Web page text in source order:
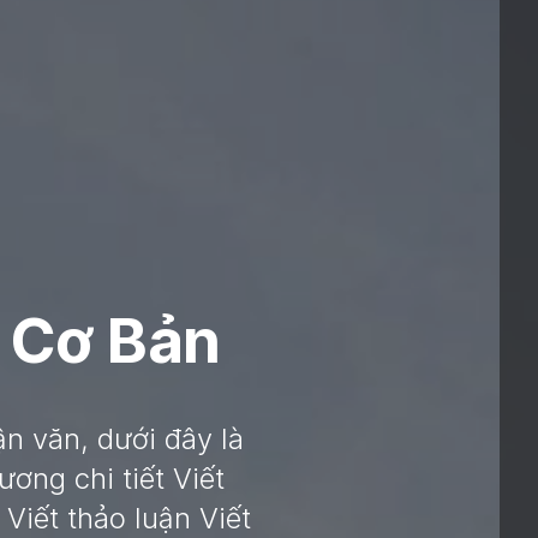
Bản
văn, dưới đây là
chi tiết Viết
thảo luận Viết